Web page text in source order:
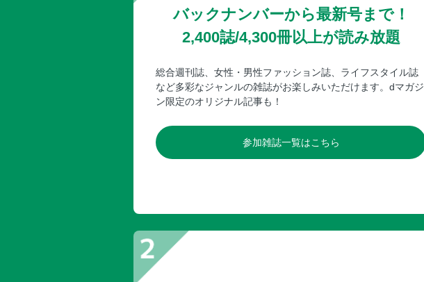
バックナンバーから最新号まで！
2,400誌/4,300冊以上が読み放題
総合週刊誌、女性・男性ファッション誌、ライフスタイル誌
など多彩なジャンルの雑誌がお楽しみいただけます。dマガジ
ン限定のオリジナル記事も！
参加雑誌一覧はこちら